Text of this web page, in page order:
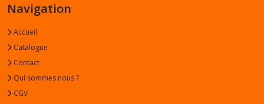
Navigation
Accueil
Catalogue
Contact
Qui sommes nous ?
CGV